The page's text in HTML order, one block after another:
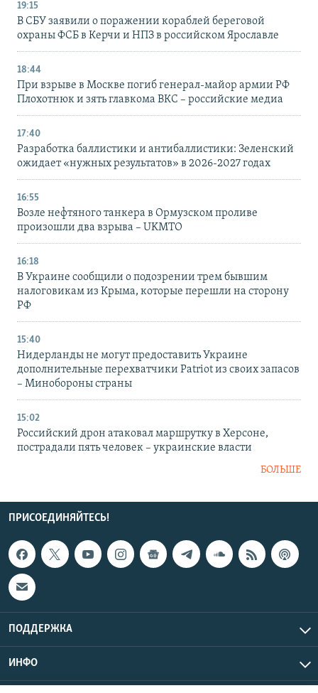
19:15
В СБУ заявили о поражении кораблей береговой
охраны ФСБ в Керчи и НПЗ в российском Ярославле
18:44
При взрыве в Москве погиб генерал-майор армии РФ
Плохотнюк и зять главкома ВКС – российские медиа
17:40
Разработка баллистики и антибаллистики: Зеленский
ожидает «нужных результатов» в 2026-2027 годах
16:55
Возле нефтяного танкера в Ормузском проливе
произошли два взрыва – UKMTO
16:18
В Украине сообщили о подозрении трем бывшим
налоговикам из Крыма, которые перешли на сторону
РФ
15:40
Нидерланды не могут предоставить Украине
дополнительные перехватчики Patriot из своих запасов
– Минобороны страны
15:02
Российский дрон атаковал маршрутку в Херсоне,
пострадали пять человек – украинские власти
БОЛЬШЕ
ПРИСОЕДИНЯЙТЕСЬ!
ПОДДЕРЖКА
ИНФО